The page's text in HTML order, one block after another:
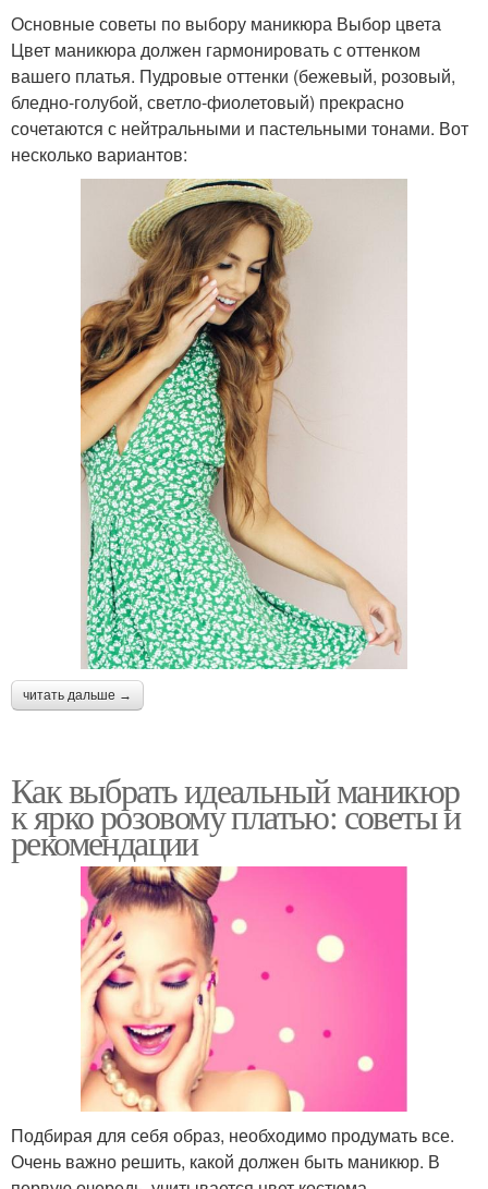
Основные советы по выбору маникюра Выбор цвета
Цвет маникюра должен гармонировать с оттенком
вашего платья. Пудровые оттенки (бежевый, розовый,
бледно-голубой, светло-фиолетовый) прекрасно
сочетаются с нейтральными и пастельными тонами. Вот
несколько вариантов:
читать дальше →
Как выбрать идеальный маникюр
к ярко розовому платью: советы и
рекомендации
Подбирая для себя образ, необходимо продумать все.
Очень важно решить, какой должен быть маникюр. В